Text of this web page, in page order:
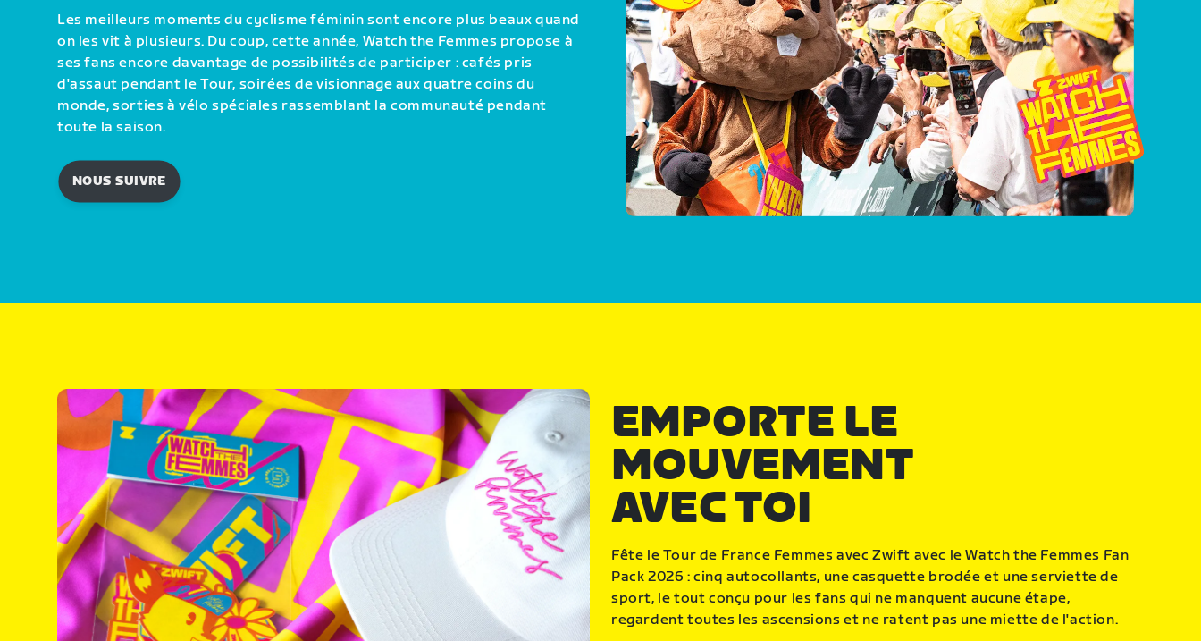
Les meilleurs moments du cyclisme féminin sont encore plus beaux quand
on les vit à plusieurs. Du coup, cette année, Watch the Femmes propose à
ses fans encore davantage de possibilités de participer : cafés pris
d'assaut pendant le Tour, soirées de visionnage aux quatre coins du
monde, sorties à vélo spéciales rassemblant la communauté pendant
toute la saison.
NOUS SUIVRE
EMPORTE LE
MOUVEMENT
AVEC TOI
Fête le Tour de France Femmes avec Zwift avec le Watch the Femmes Fan
Pack 2026 : cinq autocollants, une casquette brodée et une serviette de
sport, le tout conçu pour les fans qui ne manquent aucune étape,
regardent toutes les ascensions et ne ratent pas une miette de l'action.